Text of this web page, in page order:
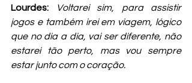
Lourdes:
Voltarei sim, para assistir
jogos e também irei em viagem, lógico
que no dia a dia, vai ser diferente, não
estarei tão perto, mas vou sempre
estar junto com o coração.